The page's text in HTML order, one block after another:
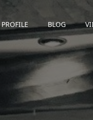
PROFILE BLOG